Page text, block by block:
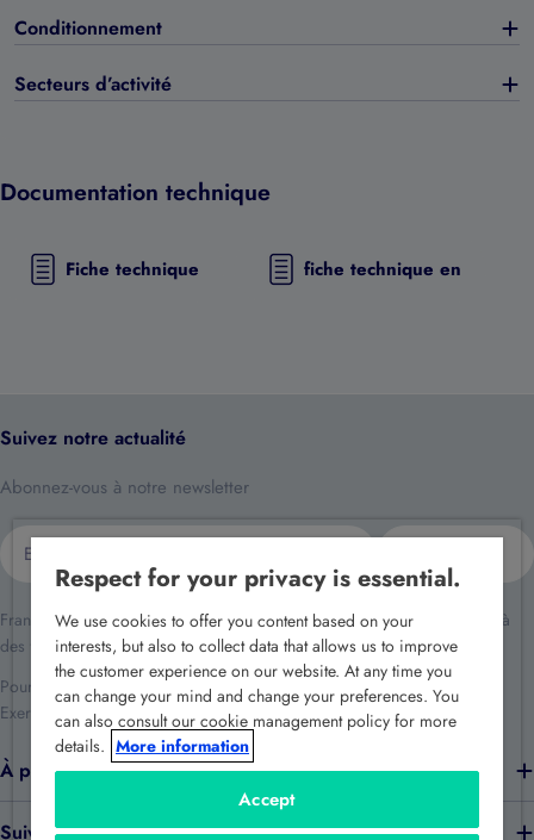
Conditionnement
Secteurs d’activité
Documentation technique
Fiche technique fiche technique en
Suivez notre actualité
Abonnez-vous à notre newsletter
mail
France Sécurité traite vos données dans le cadre de la relation client et à
des fins de prospection commerciale.
Pour en savoir plus reportez-vous à notre
politique de confidentialité
Exercez vos droits en écrivant àrgpd@france-securite.fr .
À propos de nous
Suivez-nous
Respect for your privacy is essential.
We use cookies to offer you content based on your
interests, but also to collect data that allows us to improve
the customer experience on our website. At any time you
can change your mind and change your preferences. You
can also consult our cookie management policy for more
details. More information
Accept